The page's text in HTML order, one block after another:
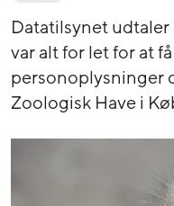
Datatilsynet udtaler
var alt for let for at
personoplysninger
Zoologisk Have i